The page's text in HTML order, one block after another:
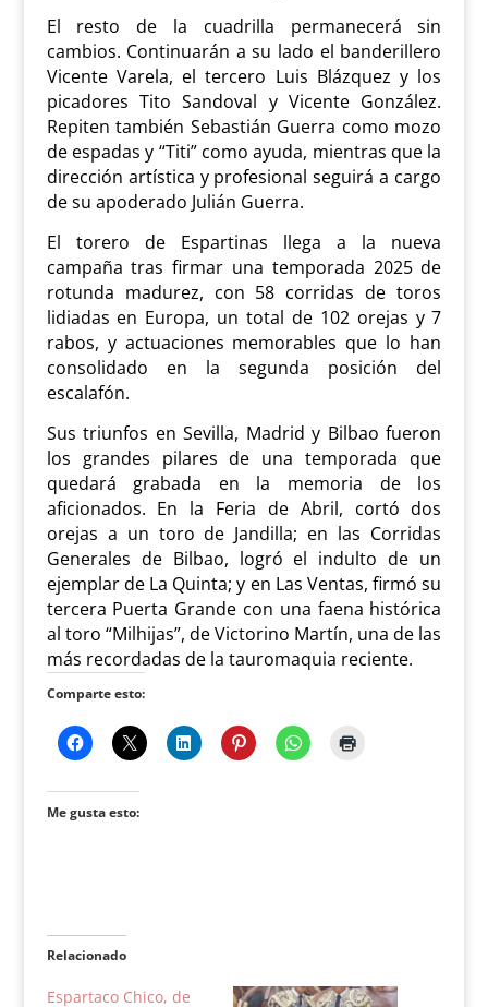
El resto de la cuadrilla permanecerá sin
cambios. Continuarán a su lado el banderillero
Vicente Varela, el tercero Luis Blázquez y los
picadores Tito Sandoval y Vicente González.
Repiten también Sebastián Guerra como mozo
de espadas y “Titi” como ayuda, mientras que la
dirección artística y profesional seguirá a cargo
de su apoderado Julián Guerra.
El torero de Espartinas llega a la nueva
campaña tras firmar una temporada 2025 de
rotunda madurez, con 58 corridas de toros
lidiadas en Europa, un total de 102 orejas y 7
rabos, y actuaciones memorables que lo han
consolidado en la segunda posición del
escalafón.
Sus triunfos en Sevilla, Madrid y Bilbao fueron
los grandes pilares de una temporada que
quedará grabada en la memoria de los
aficionados. En la Feria de Abril, cortó dos
orejas a un toro de Jandilla; en las Corridas
Generales de Bilbao, logró el indulto de un
ejemplar de La Quinta; y en Las Ventas, firmó su
tercera Puerta Grande con una faena histórica
al toro “Milhijas”, de Victorino Martín, una de las
más recordadas de la tauromaquia reciente.
Comparte esto:
Me gusta esto:
Relacionado
Espartaco Chico, de